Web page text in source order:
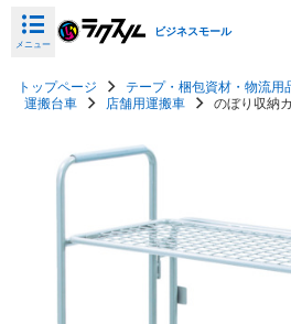
メニュー
ビジネスモール
トップページ テープ・梱包資材・物流用
運搬台車
店舗用運搬車 のぼり収納